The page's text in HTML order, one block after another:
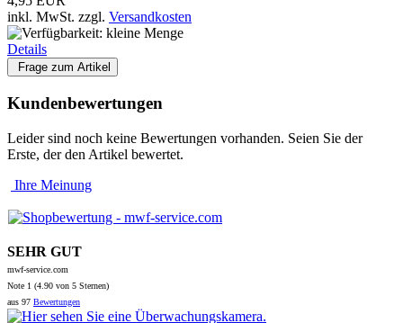
inkl. MwSt. zzgl. Versandkosten
Details
Frage zum Artikel
Kundenbewertungen
Leider sind noch keine Bewertungen vorhanden. Seien Sie der
Erste, der den Artikel bewertet.
Ihre Meinung
SEHR GUT
mwf-service.com
Note 1 (4.90 von 5 Sternen)
aus 97 Bewertungen